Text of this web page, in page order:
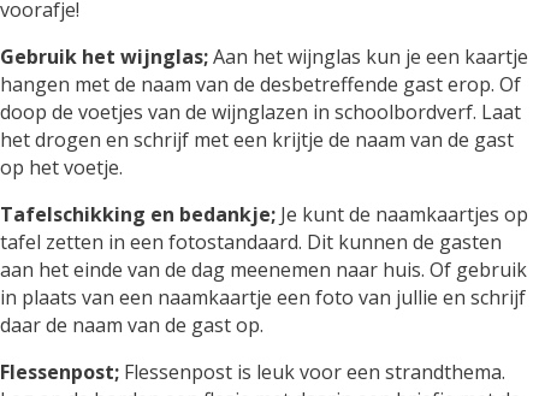
voorafje!
Gebruik het wijnglas;Aan het wijnglas kun je een kaartje
hangen met de naam van de desbetreffende gast erop. Of
doop de voetjes van de wijnglazen in schoolbordverf. Laat
het drogen en schrijf met een krijtje de naam van de gast
op het voetje.
Tafelschikking en bedankje; Je kunt de naamkaartjes op
tafel zetten in een fotostandaard. Dit kunnen de gasten
aan het einde van de dag meenemen naar huis. Of gebruik
in plaats van een naamkaartje een foto van jullie en schrijf
daar de naam van de gast op.
Flessenpost; Flessenpost is leuk voor een strandthema.